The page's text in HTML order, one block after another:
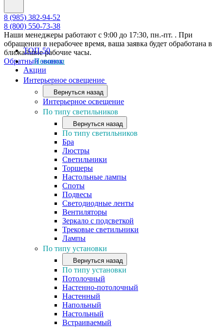
8 (985) 382-94-52
8 (800) 550-73-38
Наши менеджеры работают с 9:00 до 17:30, пн.-пт. . При
обращении в нерабочее время, ваша заявка будет обработана в
ближайшие рабочие часы.
Обратный звонок
ТОП-50
Новинки
Акции
Интерьерное освещение
Вернуться назад
Интерьерное освещение
По типу светильников
Вернуться назад
По типу светильников
Бра
Люстры
Светильники
Торшеры
Настольные лампы
Споты
Подвесы
Светодиодные ленты
Вентиляторы
Зеркало с подсветкой
Трековые светильники
Лампы
По типу установки
Вернуться назад
По типу установки
Потолочный
Настенно-потолочный
Настенный
Напольный
Настольный
Встраиваемый